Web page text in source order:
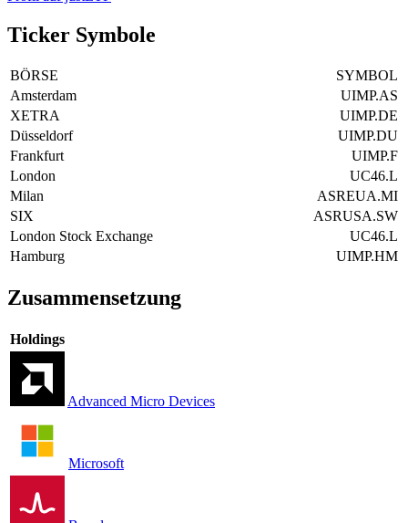
Ticker Symbole
BÖRSE
SYMBOL
Amsterdam
UIMP.AS
XETRA
UIMP.DE
Düsseldorf
UIMP.DU
Frankfurt
UIMP.F
London
UC46.L
Milan
ASREUA.MI
SIX
ASRUSA.SW
London Stock Exchange
UC46.L
Hamburg
UIMP.HM
Zusammensetzung
Holdings
Advanced Micro Devices
Microsoft